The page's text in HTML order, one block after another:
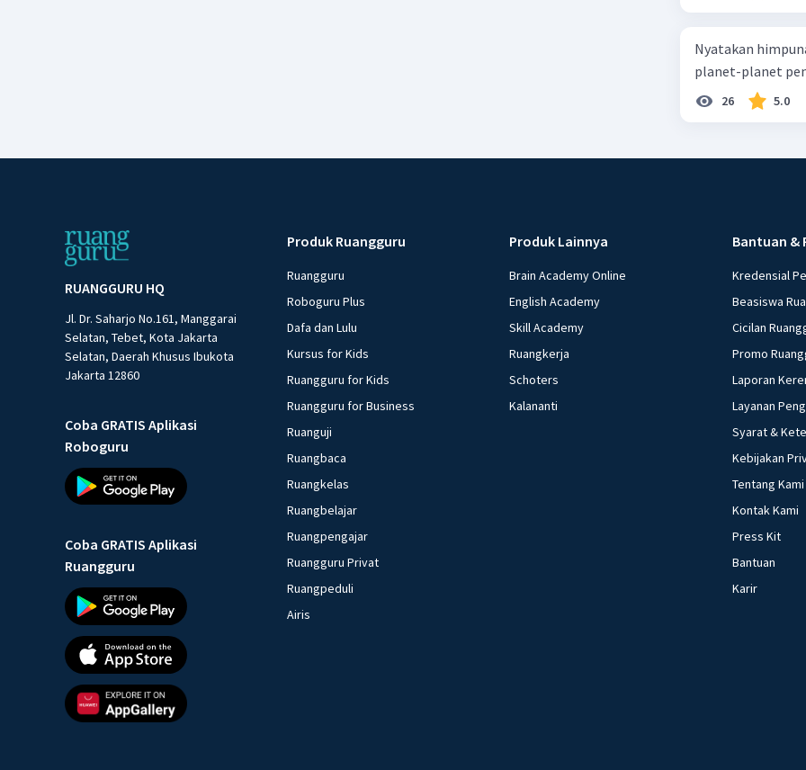
Nyatakan
planet-planet
26 5.0
RUANGGURU HQ
Jl. Dr. Saharjo No.161, Manggarai
Selatan, Tebet, Kota Jakarta
Selatan, Daerah Khusus Ibukota
Jakarta 12860
Coba GRATIS Aplikasi
Roboguru
Coba GRATIS Aplikasi
Ruangguru
Produk Ruangguru
Ruangguru
Roboguru Plus
Dafa dan Lulu
Kursus for Kids
Ruangguru for Kids
Ruangguru for Business
Ruanguji
Ruangbaca
Ruangkelas
Ruangbelajar
Ruangpengajar
Ruangguru Privat
Ruangpeduli
Airis
Produk Lainnya
Brain Academy Online
English Academy
Skill Academy
Ruangkerja
Schoters
Kalananti
Bantuan &
Kredensial
Beasiswa
Cicilan
Promo
Laporan
Layanan
Syarat &
Kebijakan
Tentang Kami
Kontak Kami
Press Kit
Bantuan
Karir